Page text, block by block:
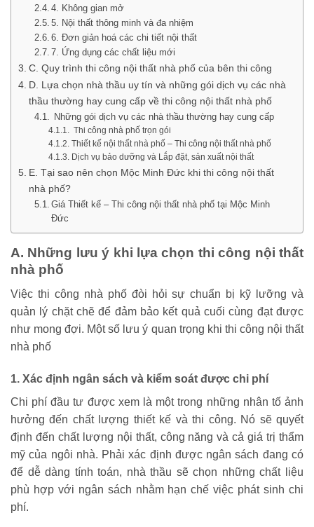
4. Không gian mở
5. Nội thất thông minh và đa nhiệm
6. Đơn giản hoá các chi tiết nội thất
7. Ứng dụng các chất liệu mới
C. Quy trình thi công nội thất nhà phố của bên thi công
D. Lựa chọn nhà thầu uy tín và những gói dịch vụ các nhà
thầu thường hay cung cấp về thi công nội thất nhà phố
Những gói dịch vụ các nhà thầu thường hay cung cấp
Thi công nhà phố trọn gói
Thiết kế nội thất nhà phố – Thi công nội thất nhà phố
Dịch vụ bảo dưỡng và Lắp đặt, sản xuất nội thất
E. Tại sao nên chọn Mộc Minh Đức khi thi công nội thất
nhà phố?
Giá Thiết kế – Thi công nội thất nhà phố tại Mộc Minh
Đức
A. Những lưu ý khi lựa chọn thi công nội thất
nhà phố
Việc thi công nhà phố đòi hỏi sự chuẩn bị kỹ lưỡng và
quản lý chặt chẽ để đảm bảo kết quả cuối cùng đạt được
như mong đợi. Một số lưu ý quan trọng khi thi công nội thất
nhà phố
1. Xác định ngân sách và kiểm soát được chi phí
Chi phí đầu tư được xem là một trong những nhân tố ảnh
hưởng đến chất lượng thiết kế và thi công. Nó sẽ quyết
định đến chất lượng nội thất, công năng và cả giá trị thẩm
mỹ của ngôi nhà. Phải xác định được ngân sách đang có
để dễ dàng tính toán, nhà thầu sẽ chọn những chất liệu
phù hợp với ngân sách nhằm hạn chế việc phát sinh chi
phí.